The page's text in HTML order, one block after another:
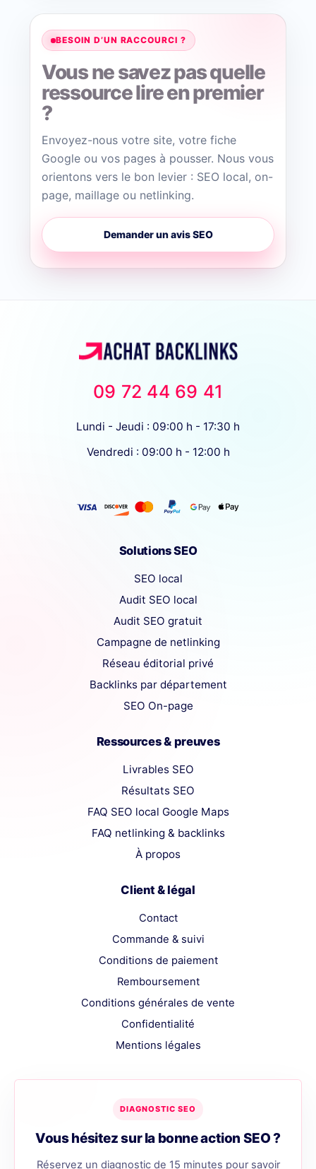
BESOIN D’UN RACCOURCI ?
Vous ne savez pas quelle
ressource lire en premier
?
Envoyez-nous votre site, votre fiche
Google ou vos pages à pousser. Nous vous
orientons vers le bon levier : SEO local, on-
page, maillage ou netlinking.
Demander un avis SEO
09 72 44 69 41
Lundi - Jeudi : 09:00 h - 17:30 h
Vendredi : 09:00 h - 12:00 h
Solutions SEO
SEO local
Audit SEO local
Audit SEO gratuit
Campagne de netlinking
Réseau éditorial privé
Backlinks par département
SEO On-page
Ressources & preuves
Livrables SEO
Résultats SEO
FAQ SEO local Google Maps
FAQ netlinking & backlinks
À propos
Client & légal
Contact
Commande & suivi
Conditions de paiement
Remboursement
Conditions générales de vente
Confidentialité
Mentions légales
DIAGNOSTIC SEO
Vous hésitez sur la bonne action SEO ?
Réservez un diagnostic de 15 minutes pour savoir